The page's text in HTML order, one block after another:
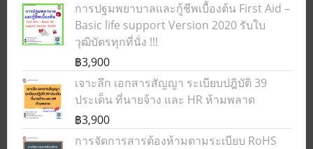
การปฐมพยาบาลและกู้ชีพเบื้องต้น First Aid –
Basic life support Version 2020 รับใบ
วุฒิบัตรทุกที่นั่ง !!!
฿3,900
เจาะลึก เอกสารสัญญา ระเบียบปฎิบัติ 39
ประเด็น ที่นายจ้าง และ HR ห้ามพลาด
฿3,900
การจัดการสารต้องห้ามตามระเบียบ RoHS